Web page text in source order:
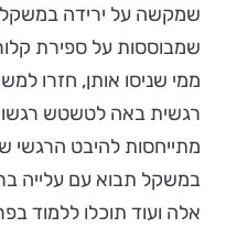
שמקשה על ירידה
ממי שניסו אותן, חזרו
רגשית באה לטשטש
מתייחסות להיבט הרגשי
במשקל תבוא עם עלייה
אלה ועוד תוכלו ללמוד